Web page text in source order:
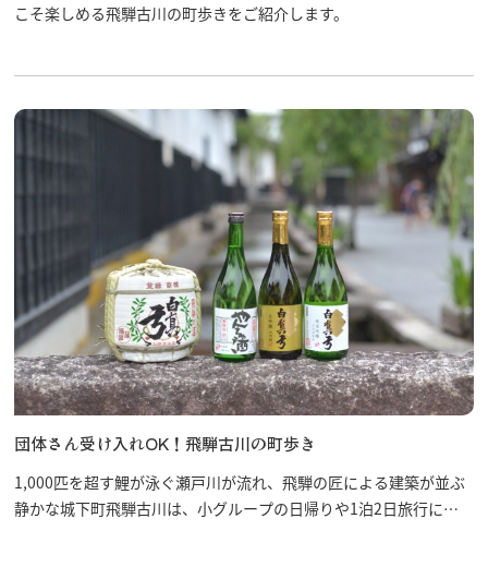
こそ楽しめる飛騨古川の町歩きをご紹介します。
団体さん受け入れOK！飛騨古川の町歩き
1,000匹を超す鯉が泳ぐ瀬戸川が流れ、飛騨の匠による建築が並ぶ
静かな城下町飛騨古川は、小グループの日帰りや1泊2日旅行にぴ